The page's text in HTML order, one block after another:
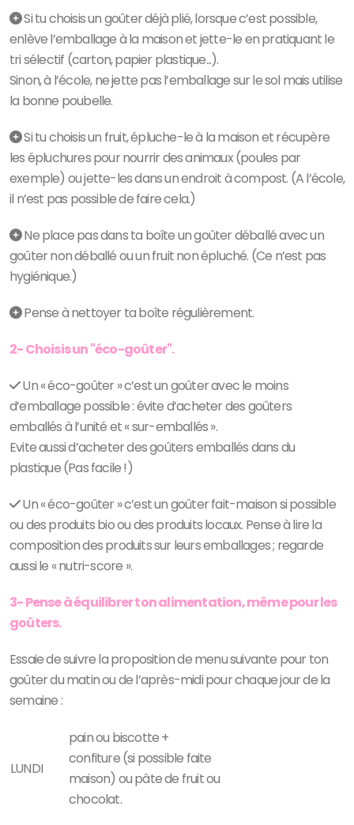
Si tu choisis un goûter déjà plié, lorsque c’est possible,
enlèvel’emballage à la maisonet jette-le en pratiquant le
tri sélectif (carton, papier plastique...).
Sinon, à l’école, ne jette pas l’emballagesur le sol mais utilise
la bonne poubelle.
Si tu choisis un fruit, épluche-le à la maison et récupère
les épluchures pour nourrir des animaux (poules par
exemple) ou jette-les dans un endroit à compost. (A l’école,
il n’est pas possible de faire cela.)
Ne place pas dans ta boîte un goûter déballé avec un
goûter non déballé ou un fruit non épluché. (Ce n’est pas
hygiénique.)
Pense à nettoyer ta boîte régulièrement.
2- Choisis un "éco-goûter".
Un « éco-goûter » c’est un goûter avec le moins
d’emballage possible : évite d’acheter des goûters
emballés à l’unité et «sur-emballés ».
Evite aussi d’acheter des goûters emballés dans du
plastique (Pas facile!)
Un « éco-goûter » c’est un goûterfait-maison si possible
ou des produits bio ou des produits locaux. Pense à lire la
composition des produits sur leurs emballages ; regarde
aussi le « nutri-score ».
3- Pense à équilibrer ton alimentation, même pour les
goûters.
Essaie de suivre la proposition de menu suivante pour ton
goûter du matin ou de l’après-midi pour chaque jour de la
semaine :
LUNDI
pain ou biscotte +
confiture (si possible faite
maison) ou pâte de fruit ou
chocolat.